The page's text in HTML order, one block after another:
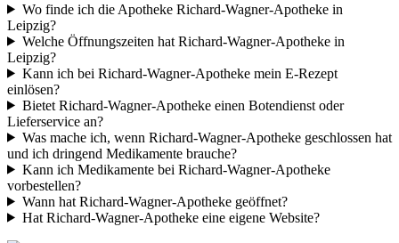
Wo finde ich die Apotheke Richard-Wagner-Apotheke in
Leipzig?
Welche Öffnungszeiten hat Richard-Wagner-Apotheke in
Leipzig?
Kann ich bei Richard-Wagner-Apotheke mein E-Rezept
einlösen?
Bietet Richard-Wagner-Apotheke einen Botendienst oder
Lieferservice an?
Was mache ich, wenn Richard-Wagner-Apotheke geschlossen hat
und ich dringend Medikamente brauche?
Kann ich Medikamente bei Richard-Wagner-Apotheke
vorbestellen?
Wann hat Richard-Wagner-Apotheke geöffnet?
Hat Richard-Wagner-Apotheke eine eigene Website?